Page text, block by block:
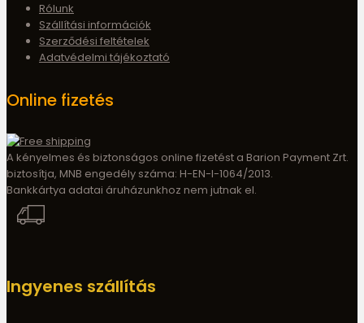
Rólunk
Szállítási információk
Szerződési feltételek
Adatvédelmi tájékoztató
Online fizetés
A kényelmes és biztonságos online fizetést a Barion Payment Zrt.
biztosítja, MNB engedély száma: H-EN-I-1064/2013.
Bankkártya adatai áruházunkhoz nem jutnak el.
Ingyenes szállítás